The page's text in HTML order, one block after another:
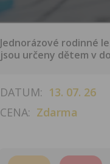
Jednorázové rodinné
jsou určeny dětem v
DATUM: 13. 07. 26
CENA: Zdarma